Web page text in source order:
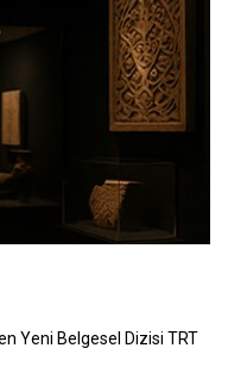
Yeni Belgesel Dizisi TRT